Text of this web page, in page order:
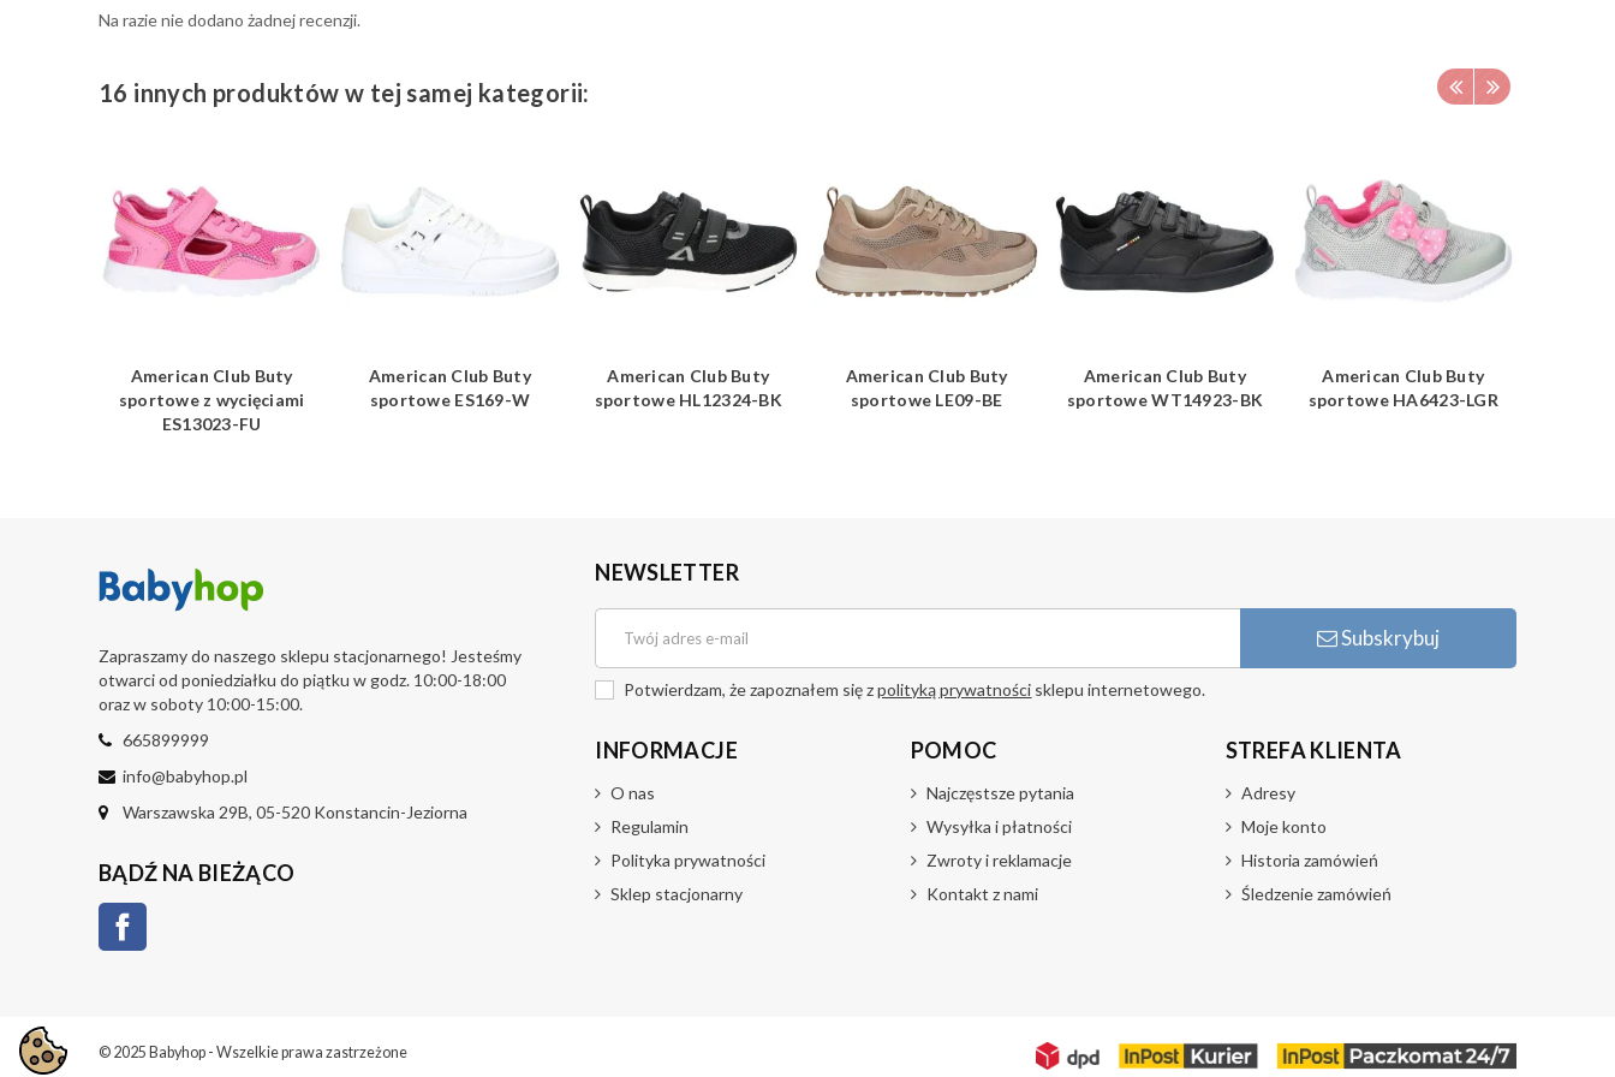
Na razie nie dodano żadnej recenzji.
16 innych produktów w tej samej kategorii:
American Club Buty
sportowe z wycięciami
ES13023-FU
American Club Buty
sportowe ES169-W
American Club Buty
sportowe HL12324-BK
American Club Buty
sportowe LE09-BE
American Club Buty
sportowe WT14923-BK
American Club Buty
sportowe HA6423-LGR
Zapraszamy do naszego sklepu stacjonarnego! Jesteśmy
otwarci od poniedziałku do piątku w godz. 10:00-18:00
oraz w soboty 10:00-15:00.
665899999
info@babyhop.pl
Warszawska 29B, 05-520 Konstancin-Jeziorna
BĄDŹ NA BIEŻĄCO
NEWSLETTER
Subskrybuj
Potwierdzam, że zapoznałem się zpolityką prywatności sklepu internetowego.
INFORMACJE
O nas
Regulamin
Polityka prywatności
Sklep stacjonarny
POMOC
Najczęstsze pytania
Wysyłka i płatności
Zwroty i reklamacje
Kontakt z nami
STREFA KLIENTA
Adresy
Moje konto
Historia zamówień
Śledzenie zamówień
© 2025 Babyhop - Wszelkie prawa zastrzeżone